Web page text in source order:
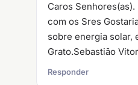
Caros
com os Sres
sobre energia solar,
Grato.Sebastião
Responder